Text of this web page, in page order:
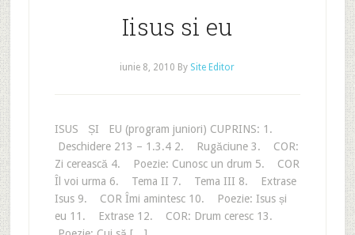
Iisus si eu
iunie 8, 2010 By Site Editor
ISUS ȘI EU (program juniori) CUPRINS: 1.
Deschidere 213 – 1.3.4 2. Rugăciune 3. COR:
Zi cerească 4. Poezie: Cunosc un drum 5. COR
Îl voi urma 6. Tema II 7. Tema III 8. Extrase
Isus 9. COR Îmi amintesc 10. Poezie: Isus și
eu 11. Extrase 12. COR: Drum ceresc 13.